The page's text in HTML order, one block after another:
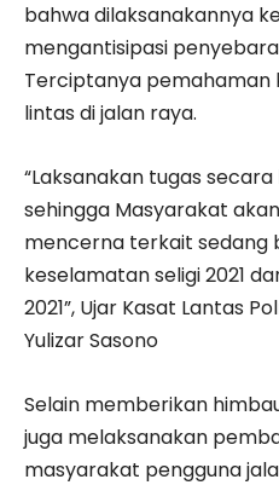
bahwa dilaksanakannya
mengantisipasi
Terciptanya pemahaman
lintas di jalan raya.
“Laksanakan tugas
sehingga Masyarakat
mencerna terkait sedang
keselamatan seligi 2021
2021”, Ujar Kasat Lantas
Yulizar Sasono
Selain memberikan
juga melaksanakan
masyarakat pengguna